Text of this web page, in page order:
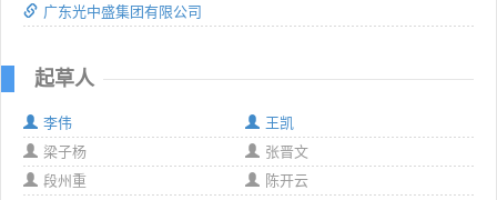
广东光中盛集团有限公司
起草人
李伟
王凯
梁子杨
张晋文
段州重
陈开云